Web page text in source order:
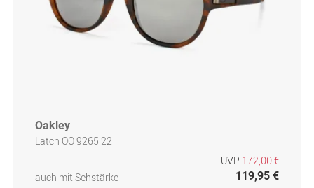
Oakley
Latch OO 9265 22
auch mit Sehstärke
UVP 172,00 €
119,95 €